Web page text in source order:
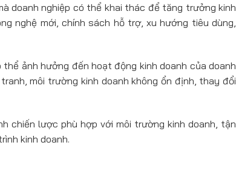
doanh nghiệp có thể khai thác để tăng trưởng kinh
nghệ mới, chính sách hỗ trợ, xu hướng tiêu dùng,
ảnh hưởng đến hoạt động kinh doanh của doanh
môi trường kinh doanh không ổn định, thay đổi
chiến lược phù hợp với môi trường kinh doanh, tận
kinh doanh.